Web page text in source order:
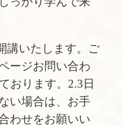
講いたします。ご
ージお問い合わ
おります。2.3日
い場合は、お手
わせをお願いい